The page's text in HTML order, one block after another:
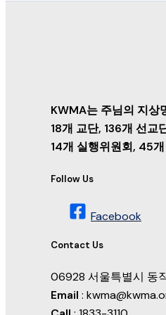
KWMA는 주님의 지상
18개 교단, 136개 선교
14개 실행위원회, 45
Follow Us
Facebook
Contact Us
06928 서울특별시 동
Email :